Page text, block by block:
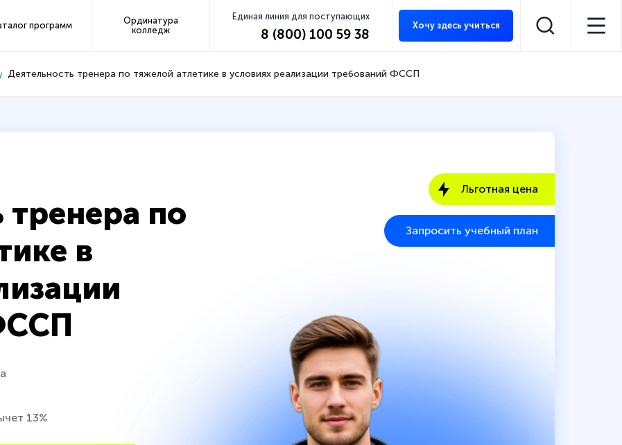
программ
Ординатура
колледж
Единая линия для поступающих
8 (800) 100 59 38
Хочу здесь учиться
Деятельность тренера по тяжелой атлетике в условиях реализации требований ФССП
тренера по
в
13%
Льготная цена
Запросить учебный план